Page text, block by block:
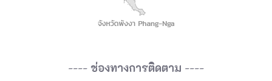
---- ช่องทางการติดตาม ----